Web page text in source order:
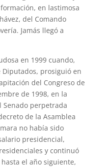
en lastimosa
del Comando
Jamás llegó a
en 1999 cuando,
Diputados, prosiguió en
del Congreso de
de 1998, en la
Senado perpetrada
de la Asamblea
no había sido
presidencial,
y continuó
el año siguiente,